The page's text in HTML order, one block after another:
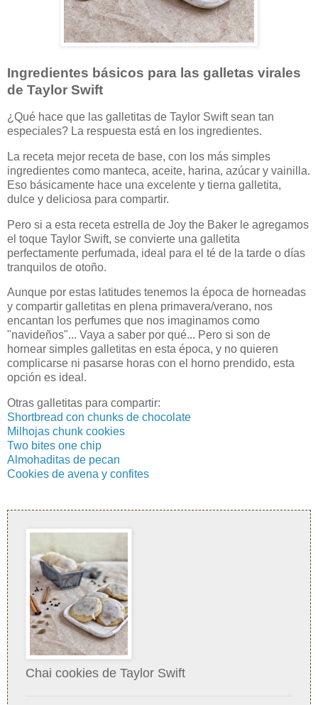
Ingredientes básicos para las galletas virales
de Taylor Swift
¿Qué hace que las galletitas de Taylor Swift sean tan
especiales? La respuesta está en los ingredientes.
La receta mejor receta de base, con los más simples
ingredientes como manteca, aceite, harina, azúcar y vainilla.
Eso básicamente hace una excelente y tierna galletita,
dulce y deliciosa para compartir.
Pero si a esta receta estrella de Joy the Baker le agregamos
el toque Taylor Swift, se convierte una galletita
perfectamente perfumada, ideal para el té de la tarde o días
tranquilos de otoño.
Aunque por estas latitudes tenemos la época de horneadas
y compartir galletitas en plena primavera/verano, nos
encantan los perfumes que nos imaginamos como
"navideños"... Vaya a saber por qué... Pero si son de
hornear simples galletitas en esta época, y no quieren
complicarse ni pasarse horas con el horno prendido, esta
opción es ideal.
Otras galletitas para compartir:
Shortbread con chunks de chocolate
Milhojas chunk cookies
Two bites one chip
Almohaditas de pecan
Cookies de avena y confites
Chai cookies de Taylor Swift